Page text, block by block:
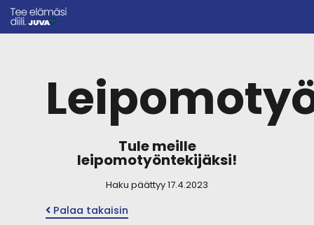
Tule meille
leipomotyöntekijäksi!
Haku päättyy 17.4.2023
Palaa takaisin